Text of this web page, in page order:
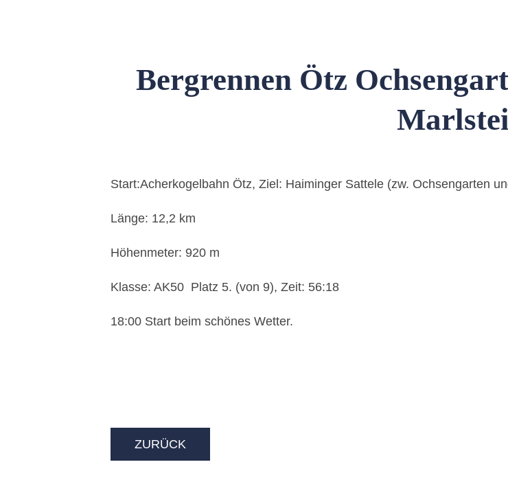
Bergrennen Ötz
Start:Acherkogelbahn Ötz, Ziel: Haiminger Sattele (zw. Ochsengarten
Länge: 12,2 km
Höhenmeter: 920 m
Klasse: AK50 Platz 5. (von 9), Zeit: 56:18
18:00 Start beim schönes Wetter.
ZURÜCK